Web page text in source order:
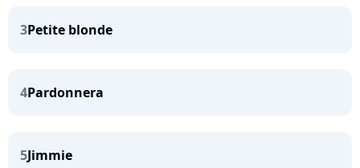
3Petite blonde
4Pardonnera
5Jimmie